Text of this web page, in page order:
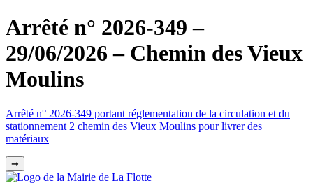
Arrêté n° 2026-349 –
29/06/2026 – Chemin des Vieux
Moulins
Arrêté n° 2026-349 portant réglementation de la circulation et du
stationnement 2 chemin des Vieux Moulins pour livrer des
matériaux
➞